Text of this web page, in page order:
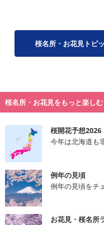
桜名所・お花見トピ
桜名所・お花見をもっと楽しむ
桜開花予想2026
今年は北海道も
例年の見頃
例年の見頃をチ
お花見・桜名所